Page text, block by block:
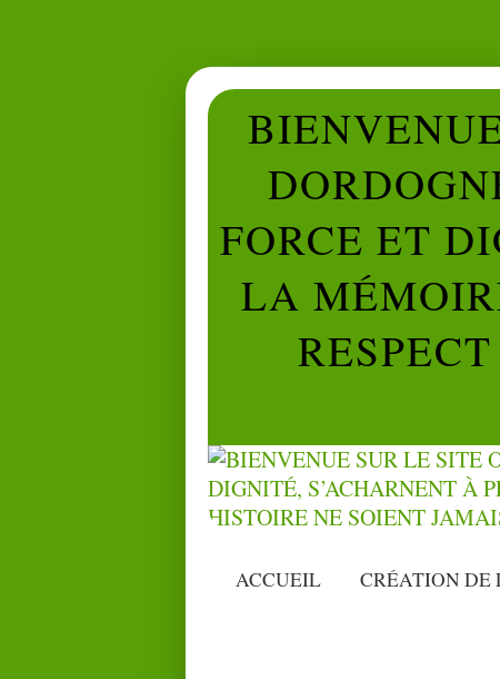
FORCE ET
LA
ACCUEIL CRÉATION DE